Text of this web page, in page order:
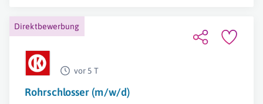
Direktbewerbung
vor 5 T
Rohrschlosser (m/w/d)